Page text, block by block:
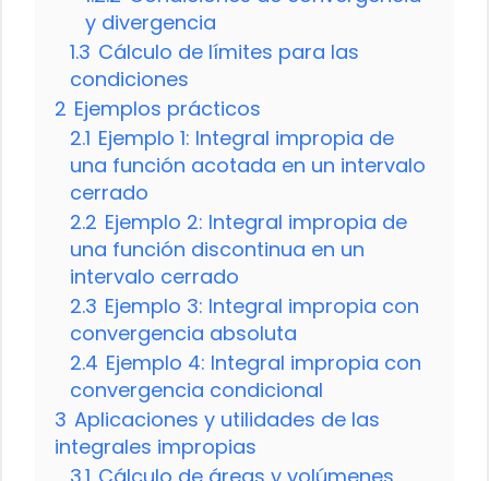
y divergencia
1.3 Cálculo de límites para las
condiciones
2 Ejemplos prácticos
2.1 Ejemplo 1: Integral impropia de
una función acotada en un intervalo
cerrado
2.2 Ejemplo 2: Integral impropia de
una función discontinua en un
intervalo cerrado
2.3 Ejemplo 3: Integral impropia con
convergencia absoluta
2.4 Ejemplo 4: Integral impropia con
convergencia condicional
3 Aplicaciones y utilidades de las
integrales impropias